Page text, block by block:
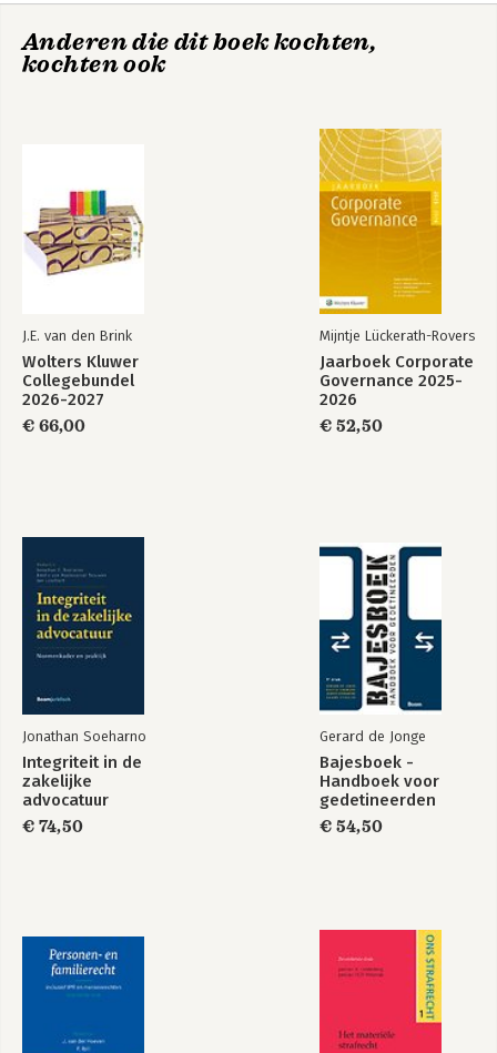
6 Social return in het licht van het Europees
aanbestedingsrecht
7 Gelijkheid, inclusie en diversiteit bij aanbestedingen
8 Conclusie en aanbevelingen
Anderen die dit boek kochten,
kochten ook
J.E. van den Brink
Wolters Kluwer
Collegebundel
2026-2027
€ 66,00
Mijntje Lückerath-Rovers
Jaarboek Corporate
Governance 2025-
2026
€ 52,50
Jonathan Soeharno
Integriteit in de
zakelijke
advocatuur
€ 74,50
Gerard de Jonge
Bajesboek -
Handboek voor
gedetineerden
€ 54,50